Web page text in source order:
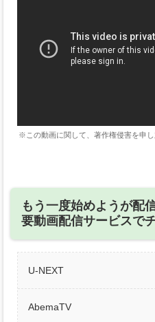
※この動画に関して、著作権侵害を申
もう一度始めようが配
要動画配信サービスで
U-NEXT
AbemaTV